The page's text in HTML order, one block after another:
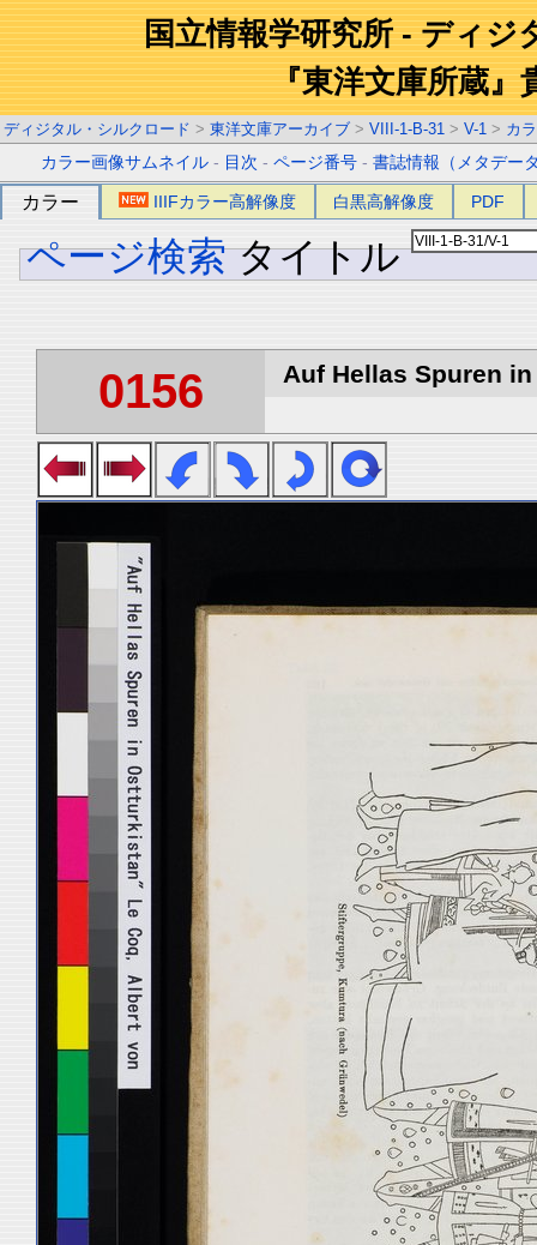
国立情報学研究所 - ディジ
『東洋文庫所蔵』
ディジタル・シルクロード > 東洋文庫アーカイブ > VIII-1-B-31 > V-1 > カ
カラー画像サムネイル - 目次 -ページ番号 -書誌情報（メタデー
カラー IIIFカラー高解像度 白黒高解像度 PDF
ページ検索 タイトル
0156 Auf Hellas Spuren